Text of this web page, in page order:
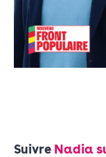
Suivre Nadia